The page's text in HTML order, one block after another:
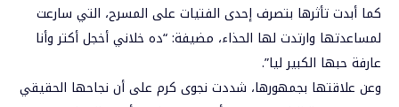
كما أبدت تأثرها بتصرف إحدى الفتيات على المسرح، التي سارعت
لمساعدتها وارتدت لها الحذاء، مضيفة: “ده خلاني أخجل أكتر وأنا
عارفة حبها الكبير ليا”.
وعن علاقتها بجمهورها، شددت نجوى كرم على أن نجاحها الحقيقي